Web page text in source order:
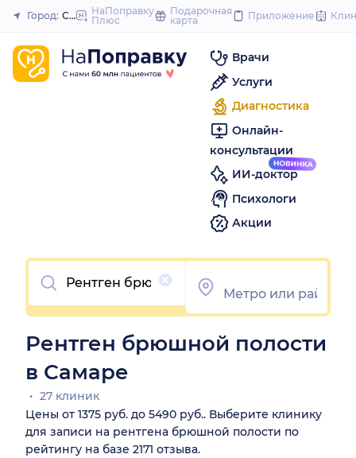
to
Закрыть
Город: СамараНаПоправку
Плюс
Подарочная
карта
Приложение
Врачи
Услуги
Диагностика
Онлайн-
консультации
ИИ-доктор
Психологи
Акции
Очистить
Рентген брюшной полости
в Самаре
27 клиник
Цены от 1375 руб. до 5490 руб.. Выберите клинику
для записи на рентгена брюшной полости по
рейтингу на базе 2171 отзыва.